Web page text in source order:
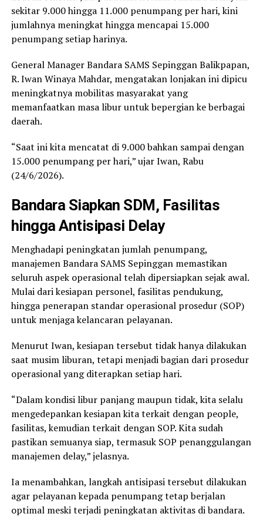
sekitar 9.000 hingga 11.000 penumpang per hari, kini
jumlahnya meningkat hingga mencapai 15.000
penumpang setiap harinya.
General Manager Bandara SAMS Sepinggan Balikpapan,
R. Iwan Winaya Mahdar, mengatakan lonjakan ini dipicu
meningkatnya mobilitas masyarakat yang
memanfaatkan masa libur untuk bepergian ke berbagai
daerah.
“Saat ini kita mencatat di 9.000 bahkan sampai dengan
15.000 penumpang per hari,” ujar Iwan, Rabu
(24/6/2026).
Bandara Siapkan SDM, Fasilitas
hingga Antisipasi Delay
Menghadapi peningkatan jumlah penumpang,
manajemen Bandara SAMS Sepinggan memastikan
seluruh aspek operasional telah dipersiapkan sejak awal.
Mulai dari kesiapan personel, fasilitas pendukung,
hingga penerapan standar operasional prosedur (SOP)
untuk menjaga kelancaran pelayanan.
Menurut Iwan, kesiapan tersebut tidak hanya dilakukan
saat musim liburan, tetapi menjadi bagian dari prosedur
operasional yang diterapkan setiap hari.
“Dalam kondisi libur panjang maupun tidak, kita selalu
mengedepankan kesiapan kita terkait dengan people,
fasilitas, kemudian terkait dengan SOP. Kita sudah
pastikan semuanya siap, termasuk SOP penanggulangan
manajemen delay,” jelasnya.
Ia menambahkan, langkah antisipasi tersebut dilakukan
agar pelayanan kepada penumpang tetap berjalan
optimal meski terjadi peningkatan aktivitas di bandara.